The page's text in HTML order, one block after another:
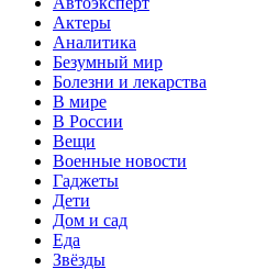
Актеры
Аналитика
Безумный мир
Болезни и лекарства
В мире
В России
Вещи
Военные новости
Гаджеты
Дети
Дом и сад
Еда
Звёзды